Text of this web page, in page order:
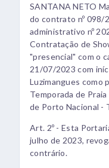
SANTANA NETO
do contrato nº 098/
administrativo nº
Contratação de
"presencial" com o
21/07/2023 com
Luzimangues como
Temporada de
de Porto Nacional -
Art. 2º - Esta
julho de 2023,
contrário.